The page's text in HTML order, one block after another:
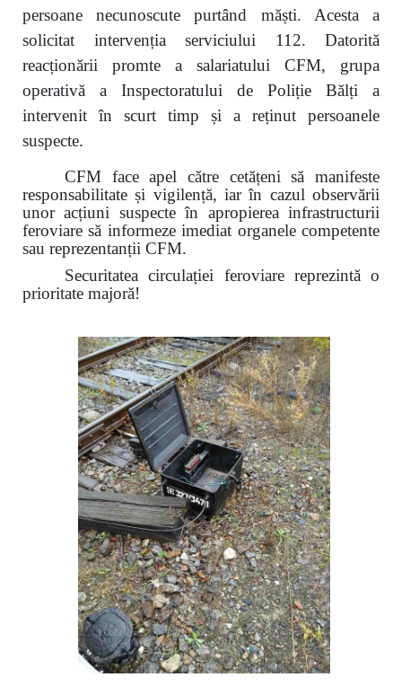
persoane necunoscute purtând măști. Acesta a
solicitat intervenția serviciului 112. Datorită
reacționării promte a salariatului CFM, grupa
operativă a Inspectoratului de Poliție Bălți a
intervenit în scurt timp și a reținut persoanele
suspecte.
CFM face apel către cetățeni să manifeste
responsabilitate și vigilență, iar în cazul observării
unor acțiuni suspecte în apropierea infrastructurii
feroviare să informeze imediat organele competente
sau reprezentanții CFM.
Securitatea circulației feroviare reprezintă o
prioritate majoră!